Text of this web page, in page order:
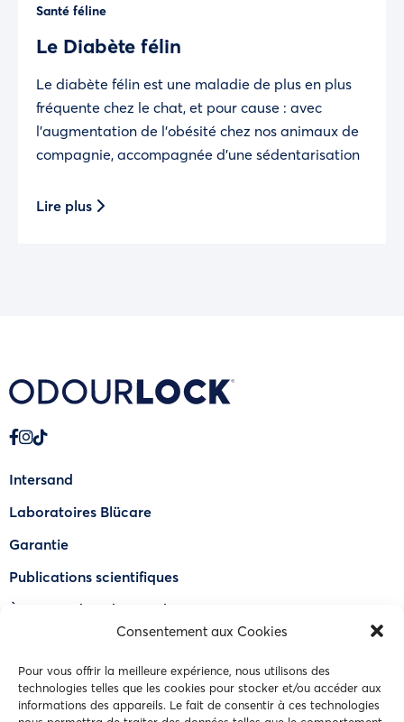
Consentement aux Cookies
Pour vous offrir la meilleure expérience, nous utilisons des
technologies telles que les cookies pour stocker et/ou accéder aux
informations des appareils. Le fait de consentir à ces technologies
Santé féline
Le Diabète félin
Le diabète félin est une maladie de plus en plus
fréquente chez le chat, et pour cause : avec
l’augmentation de l’obésité chez nos animaux de
compagnie, accompagnée d’une sédentarisation
Lire plus
Intersand
Laboratoires Blücare
Garantie
Publications scientifiques
À propos de OdourLock®
Trouver un détaillant
FAQ
Nous joindre